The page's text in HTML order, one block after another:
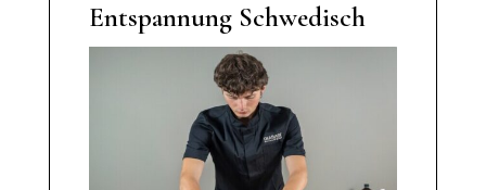
Entspannung Schwedisch